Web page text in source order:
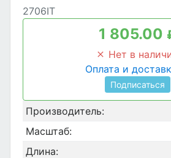
2706IT
1 805.00
Нет в
Оплата и
Подписаться
Производитель:
Масштаб:
Длина: